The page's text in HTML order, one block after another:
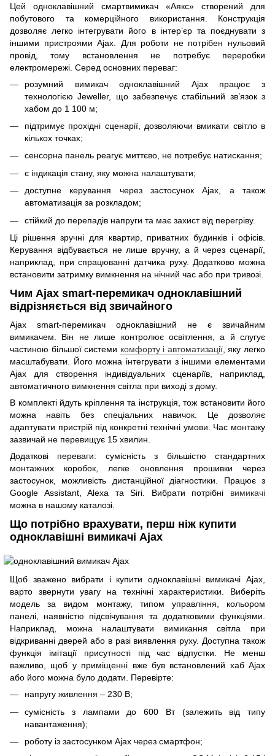
Цей одноклавішний смартвимикач «Аякс» створений для
побутового та комерційного використання. Конструкція
дозволяє легко інтегрувати його в інтер’єр та поєднувати з
іншими пристроями Ajax. Для роботи не потрібен нульовий
провід, тому встановлення не потребує переробки
електромережі. Серед основних переваг:
розумний вимикач одноклавішний Ajax працює з
технологією Jeweller, що забезпечує стабільний зв’язок з
хабом до 1 100 м;
підтримує прохідні сценарії, дозволяючи вмикати світло в
кількох точках;
сенсорна панель реагує миттєво, не потребує натискання;
є індикація стану, яку можна налаштувати;
доступне керування через застосунок Ajax, а також
автоматизація за розкладом;
стійкий до перепадів напруги та має захист від перегріву.
Ці рішення зручні для квартир, приватних будинків і офісів.
Керування відбувається не лише вручну, а й через сценарії,
наприклад, при спрацюванні датчика руху. Додатково можна
встановити затримку вимкнення на нічний час або при тривозі.
Чим Ajax smart-перемикач одноклавішний
відрізняється від звичайного
Ajax smart-перемикач одноклавішний не є звичайним
вимикачем. Він не лише контролює освітлення, а й слугує
частиною більшої системи комфорту і автоматизації, яку легко
масштабувати. Його можна інтегрувати з іншими елементами
Ajax для створення індивідуальних сценаріїв, наприклад,
автоматичного вимкнення світла при виході з дому.
В комплекті йдуть кріплення та інструкція, тож встановити його
можна навіть без спеціальних навичок. Це дозволяє
адаптувати пристрій під конкретні технічні умови. Час монтажу
зазвичай не перевищує 15 хвилин.
Додаткові переваги: сумісність з більшістю стандартних
монтажних коробок, легке оновлення прошивки через
застосунок, можливість дистанційної діагностики. Працює з
Google Assistant, Alexa та Siri. Вибрати потрібні вимикачі
можна в нашому каталозі.
Що потрібно врахувати, перш ніж купити
одноклавішні вимикачі Ajax
Щоб зважено вибрати і купити одноклавішні вимикачі Ajax,
варто звернути увагу на технічні характеристики. Виберіть
модель за видом монтажу, типом управління, кольором
панелі, наявністю підсвічування та додатковими функціями.
Наприклад, можна налаштувати вимикання світла при
відкриванні дверей або в разі виявлення руху. Доступна також
функція імітації присутності під час відпустки. Не менш
важливо, щоб у приміщенні вже був встановлений хаб Ajax
або його можна було додати. Перевірте:
напругу живлення – 230 В;
сумісність з лампами до 600 Вт (залежить від типу
навантаження);
роботу із застосунком Ajax через смартфон;